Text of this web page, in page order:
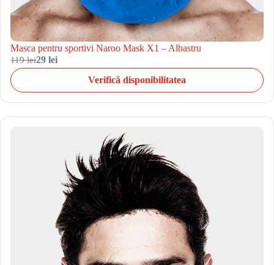
Masca pentru sportivi Naroo Mask X1 – Albastru
119 lei29 lei
Verifică disponibilitatea